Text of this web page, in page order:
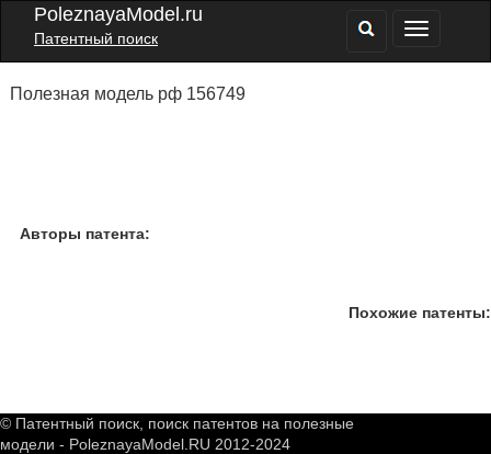
PoleznayaModel.ru
Патентный поиск
Полезная модель рф 156749
Авторы патента:
Похожие патенты:
© Патентный поиск, поиск патентов на полезные
модели - PoleznayaModel.RU 2012-2024